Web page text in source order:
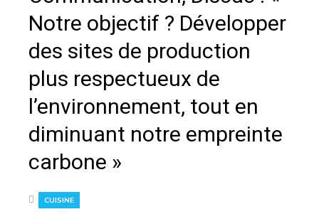
Notre objectif ? Développer
des sites de production
plus respectueux de
l’environnement, tout en
diminuant notre empreinte
carbone »
CUISINE